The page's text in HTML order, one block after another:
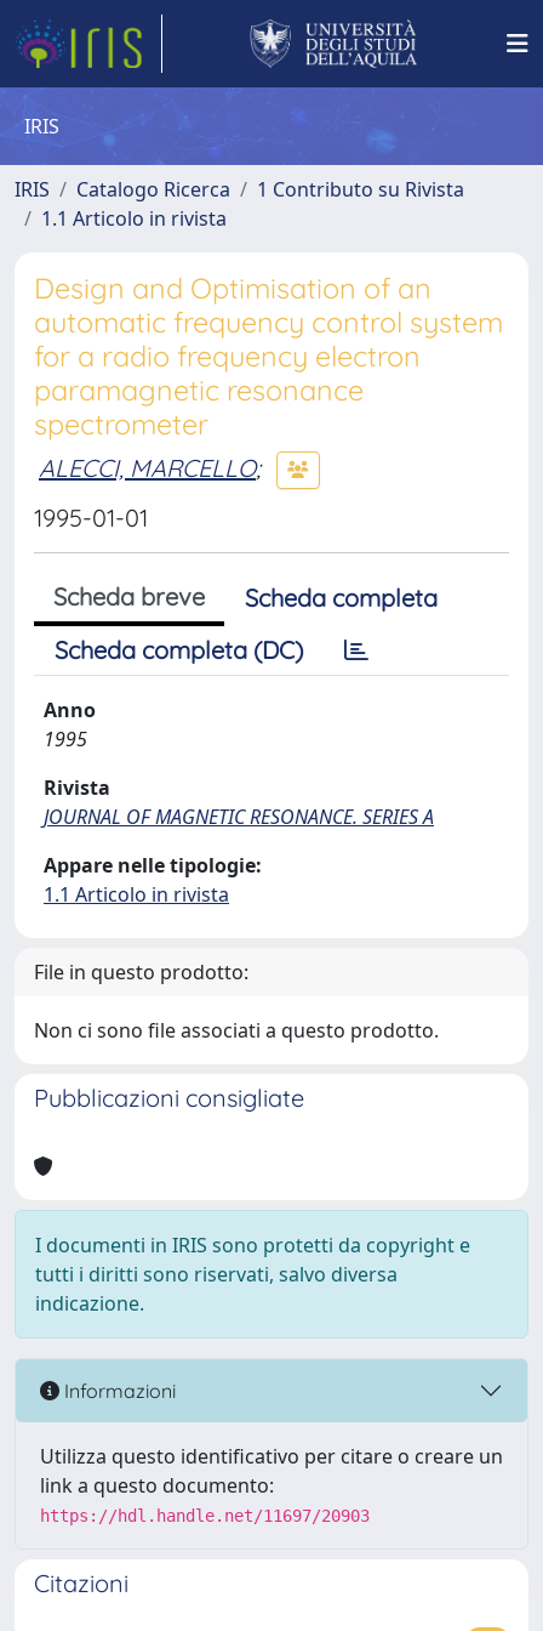
IRIS
IRIS Catalogo Ricerca
1 Contributo su Rivista
1.1 Articolo in rivista
Design and Optimisation of an
automatic frequency control system
for a radio frequency electron
paramagnetic resonance
spectrometer
ALECCI, MARCELLO;
1995-01-01
Scheda breve
Scheda completa
Scheda completa (DC)
Anno
1995
Rivista
JOURNAL OF MAGNETIC RESONANCE. SERIES A
Appare nelle tipologie:
1.1 Articolo in rivista
File in questo prodotto:
Non ci sono file associati a questo prodotto.
Pubblicazioni consigliate
I documenti in IRIS sono protetti da copyright e
tutti i diritti sono riservati, salvo diversa
indicazione.
Informazioni
Utilizza questo identificativo per citare o creare un
link a questo documento:
https://hdl.handle.net/11697/20903
Citazioni